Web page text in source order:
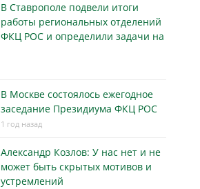
В Ставрополе подвели итоги
работы региональных отделений
ФКЦ РОС и определили задачи на
В Москве состоялось ежегодное
заседание Президиума ФКЦ РОС
1 год назад
Александр Козлов: У нас нет и не
может быть скрытых мотивов и
устремлений